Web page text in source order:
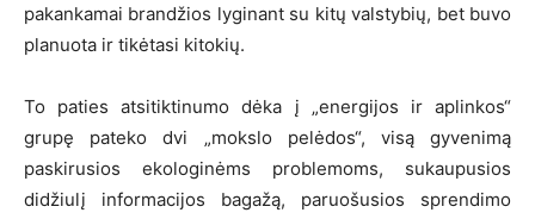
pakankamai brandžios lyginant su kitų valstybių, bet buvo
planuota ir tikėtasi kitokių.
To paties atsitiktinumo dėka į „energijos ir aplinkos“
grupę pateko dvi „mokslo pelėdos“, visą gyvenimą
paskirusios ekologinėms problemoms, sukaupusios
didžiulį informacijos bagažą, paruošusios sprendimo